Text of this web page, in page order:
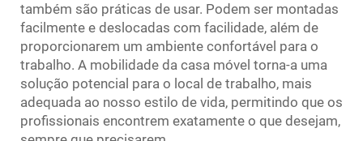
também são práticas de usar. Podem ser montadas
facilmente e deslocadas com facilidade, além de
proporcionarem um ambiente confortável para o
trabalho. A mobilidade da casa móvel torna-a uma
solução potencial para o local de trabalho, mais
adequada ao nosso estilo de vida, permitindo que os
profissionais encontrem exatamente o que desejam,